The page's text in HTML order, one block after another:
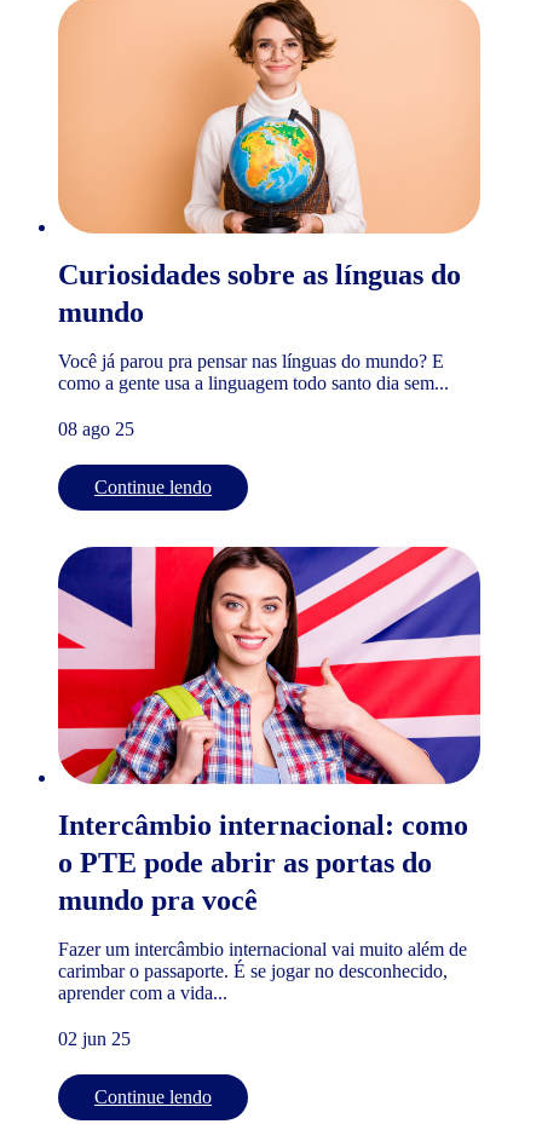
Curiosidades sobre as línguas do
mundo
Você já parou pra pensar nas línguas do mundo? E
como a gente usa a linguagem todo santo dia sem...
08 ago 25
Continue lendo
Intercâmbio internacional: como
o PTE pode abrir as portas do
mundo pra você
Fazer um intercâmbio internacional vai muito além de
carimbar o passaporte. É se jogar no desconhecido,
aprender com a vida...
02 jun 25
Continue lendo